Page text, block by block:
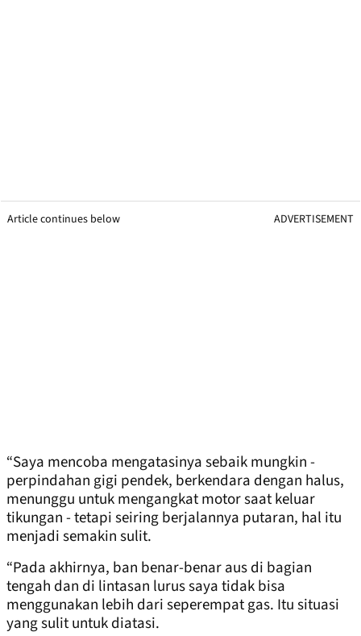
Article continues below ADVERTISEMENT
“Saya mencoba mengatasinya sebaik mungkin -
perpindahan gigi pendek, berkendara dengan halus,
menunggu untuk mengangkat motor saat keluar
tikungan - tetapi seiring berjalannya putaran, hal itu
menjadi semakin sulit.
“Pada akhirnya, ban benar-benar aus di bagian
tengah dan di lintasan lurus saya tidak bisa
menggunakan lebih dari seperempat gas. Itu situasi
yang sulit untuk diatasi.